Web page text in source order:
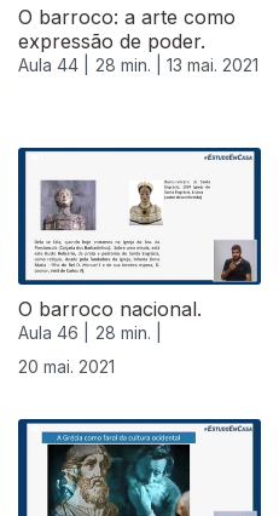
O barroco: a arte como
expressão de poder.
Aula 44 | 28 min. | 13 mai. 2021
O barroco nacional.
Aula 46 |
28 min. |
20 mai. 2021